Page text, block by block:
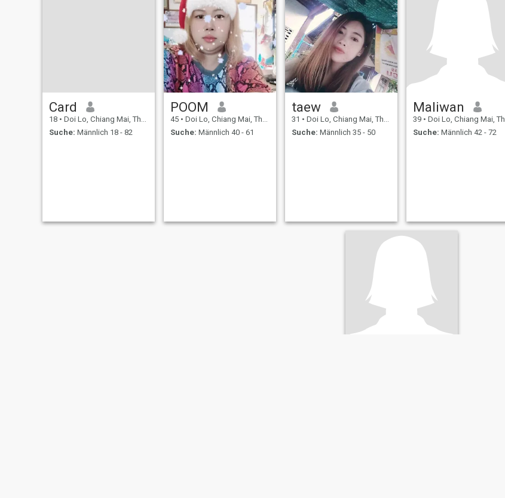
Card
18 • Doi Lo, Chiang Mai, Thailand
Suche: Männlich 18 - 82
POOM
45 • Doi Lo, Chiang Mai, Thailand
Suche: Männlich 40 - 61
taew
31 • Doi Lo, Chiang Mai, Thailand
Suche: Männlich 35 - 50
Maliwan
39 • Doi Lo, Chiang Mai, Thailand
Suche: Männlich 42 - 72